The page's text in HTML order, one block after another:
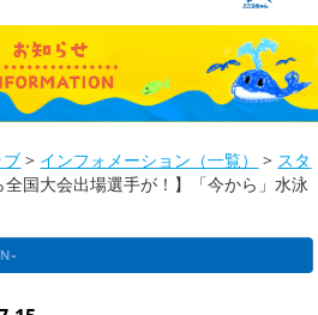
> インフォメーション（一覧） > スタ
全国大会出場選手が！】「今から」水泳